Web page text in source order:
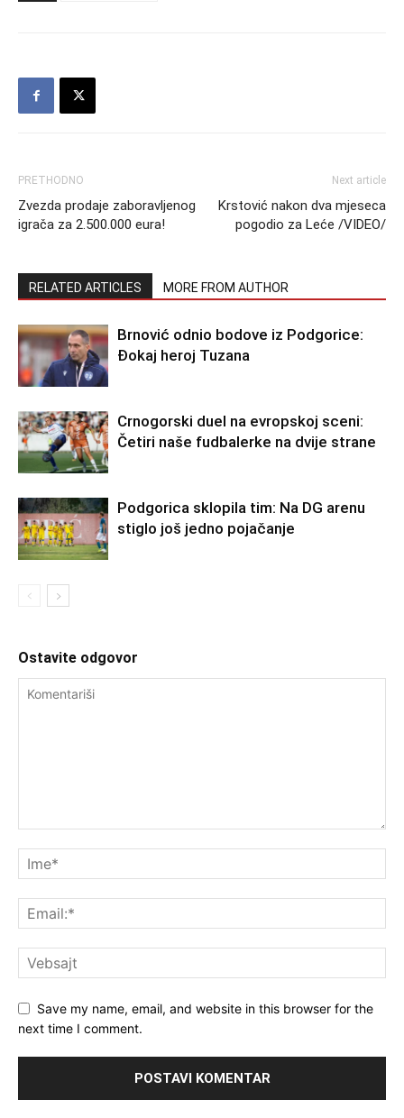
PRETHODNO
Zvezda prodaje zaboravljenog
igrača za 2.500.000 eura!
Next article
Krstović nakon dva mjeseca
pogodio za Leće /VIDEO/
RELATED ARTICLES MORE FROM AUTHOR
Brnović odnio bodove iz Podgorice:
Đokaj heroj Tuzana
Crnogorski duel na evropskoj sceni:
Četiri naše fudbalerke na dvije strane
Podgorica sklopila tim: Na DG arenu
stiglo još jedno pojačanje
Ostavite odgovor
Save my name, email, and website in this browser for the
next time I comment.